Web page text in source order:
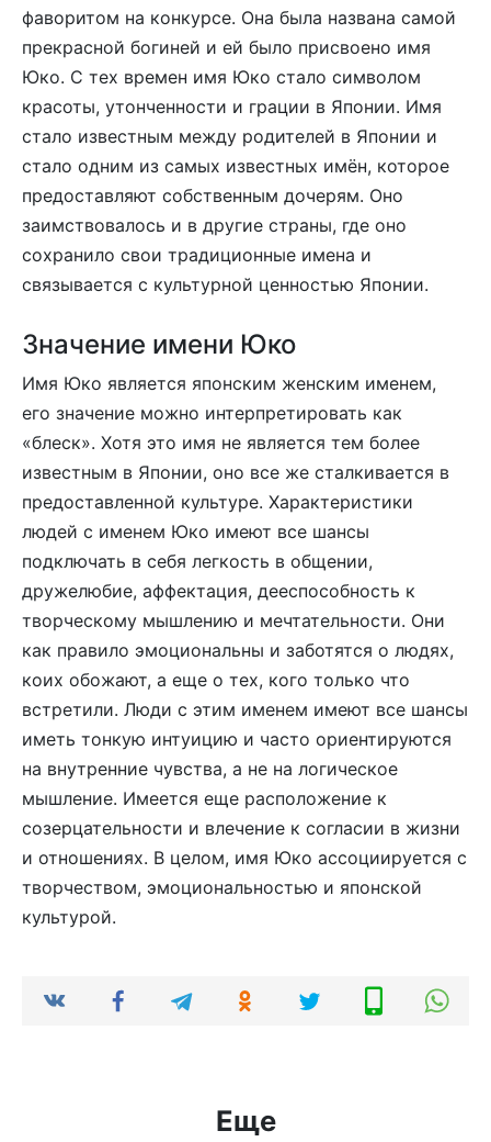
фаворитом на конкурсе. Она была названа самой
прекрасной богиней и ей было присвоено имя
Юко. С тех времен имя Юко стало символом
красоты, утонченности и грации в Японии. Имя
стало известным между родителей в Японии и
стало одним из самых известных имён, которое
предоставляют собственным дочерям. Оно
заимствовалось и в другие страны, где оно
сохранило свои традиционные имена и
связывается с культурной ценностью Японии.
Значение имени Юко
Имя Юко является японским женским именем,
его значение можно интерпретировать как
«блеск». Хотя это имя не является тем более
известным в Японии, оно все же сталкивается в
предоставленной культуре. Характеристики
людей с именем Юко имеют все шансы
подключать в себя легкость в общении,
дружелюбие, аффектация, дееспособность к
творческому мышлению и мечтательности. Они
как правило эмоциональны и заботятся о людях,
коих обожают, а еще о тех, кого только что
встретили. Люди с этим именем имеют все шансы
иметь тонкую интуицию и часто ориентируются
на внутренние чувства, а не на логическое
мышление. Имеется еще расположение к
созерцательности и влечение к согласии в жизни
и отношениях. В целом, имя Юко ассоциируется с
творчеством, эмоциональностью и японской
культурой.
Еще